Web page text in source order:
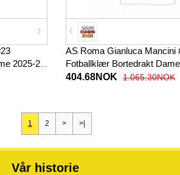
2025-26
AS Roma Gianluca Mancini
Fotballklær Bortedrakt
Kortermet
404.68NOK 1.065.30NOK
1 2 > >|
Vår historie